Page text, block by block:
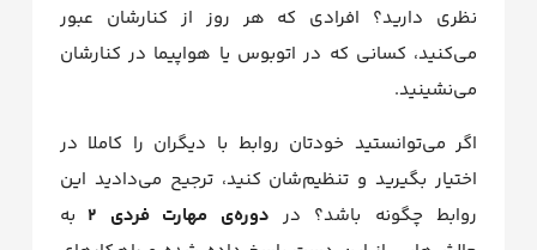
نظری دارید؟ افرادی که هر روز از کنارشان عبور
می‌کنید، کسانی که در اتوبوس یا هواپیما در کنارشان
می‌نشینید.
اگر می‌توانستید خودتان روابط با دیگران را کاملا در
اختیار بگیرید و تنظیم‌شان کنید، ترجیح می‌دادید این
روابط چگونه باشد؟ در دوره‌ی مهارت فردی ۲
به